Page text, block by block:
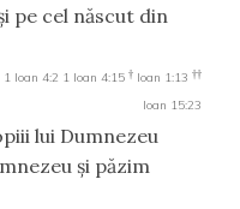
pe cel născut din
1 Ioan 4:2 1 Ioan 4:15 † Ioan 1:13 ††
Ioan 15:23
lui Dumnezeu
şi păzim